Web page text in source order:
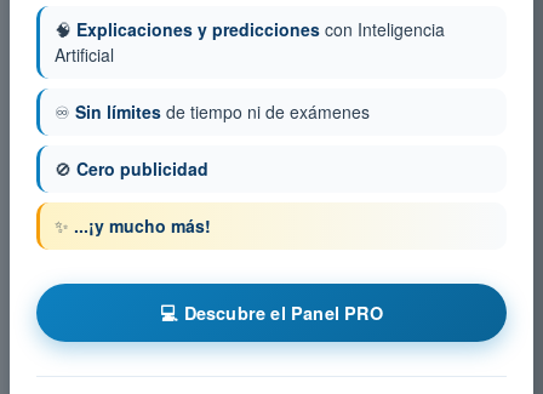
🧠 Explicaciones y predicciones con Inteligencia
Artificial
♾️ Sin límites de tiempo ni de exámenes
🚫 Cero publicidad
✨ ...¡y mucho más!
💻 Descubre el Panel PRO